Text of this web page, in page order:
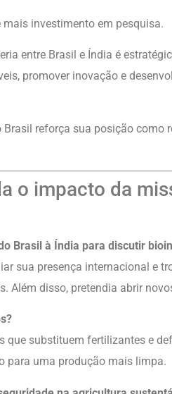
mais investimento em pesquisa.
entre Brasil e Índia é
promover inovação e
Brasil reforça sua posição como
o impacto da
Brasil à Índia para discutir
sua presença internacional e
Além disso, pretendia abrir
que substituem fertilizantes e
para uma produção mais limpa.